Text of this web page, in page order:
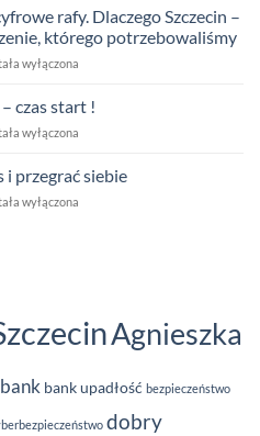
rafy. Dlaczego Szczecin –
którego potrzebowaliśmy
wyłączona
czas start !
wyłączona
i przegrać siebie
wyłączona
Agnieszka
bank bank upadłość bezpieczeństwo
dobry